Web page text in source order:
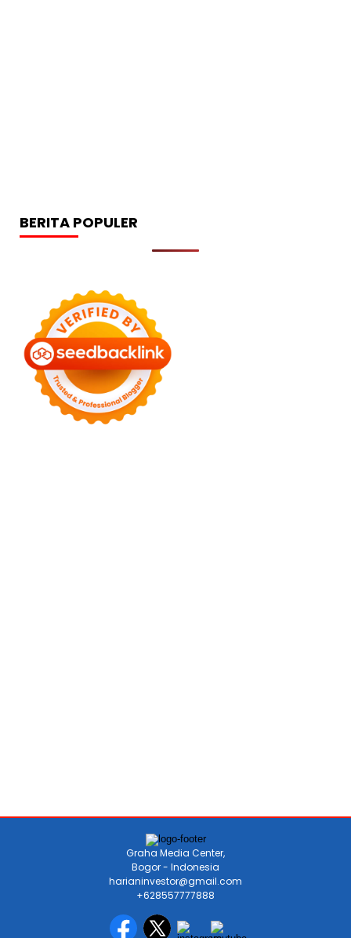
BERITA POPULER
Graha Media Center,
Bogor - Indonesia
harianinvestor@gmail.com
+628557777888